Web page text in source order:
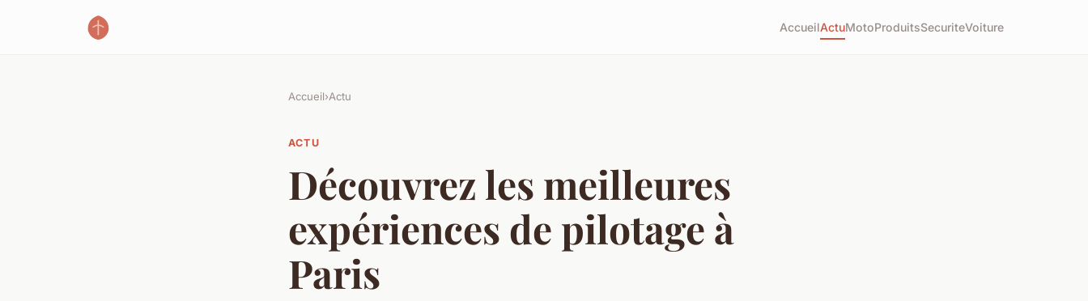
AccueilActuMotoProduitsSecuriteVoiture
Accueil›Actu
ACTU
Découvrez les meilleures
expériences de pilotage à
Paris